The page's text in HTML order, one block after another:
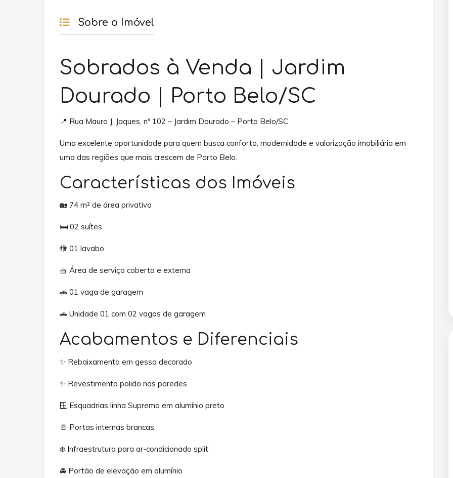
Sobre o Imóvel
Sobrados à Venda | Jardim
Dourado | Porto Belo/SC
📍 Rua Mauro J. Jaques, nº 102 – Jardim Dourado – Porto Belo/SC
Uma excelente oportunidade para quem busca conforto, modernidade e valorização imobiliária em
uma das regiões que mais crescem de Porto Belo.
Características dos Imóveis
🏡 74 m² de área privativa
🛏️ 02 suítes
🚻 01 lavabo
🧺 Área de serviço coberta e externa
🚗 01 vaga de garagem
🚗 Unidade 01 com 02 vagas de garagem
Acabamentos e Diferenciais
✨ Rebaixamento em gesso decorado
✨ Revestimento polido nas paredes
🪟 Esquadrias linha Suprema em alumínio preto
🚪 Portas internas brancas
❄️ Infraestrutura para ar-condicionado split
🚘 Portão de elevação em alumínio